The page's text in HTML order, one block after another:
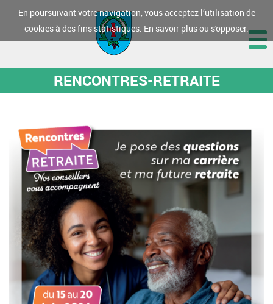
En poursuivant votre navigation, vous acceptez l’utilisation de
cookies à des fins statistiques. En savoir plus ou s'opposer.
RENCONTRES-RETRAITE